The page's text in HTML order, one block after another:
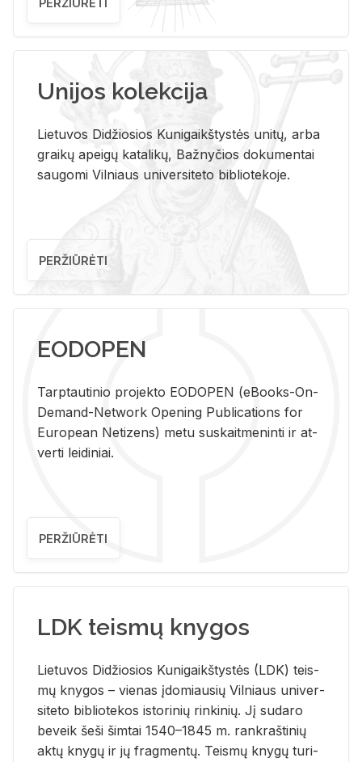
Unijos kolekcija
Lietuvos Didžiosios Kunigaikštystės unitų, arba
graikų apeigų katalikų, Bažnyčios dokumentai
saugomi Vilniaus universiteto bibliotekoje.
PERŽIŪRĖTI
EODOPEN
Tarp­tau­ti­nio pro­jek­to EO­DO­PEN (eBo­oks-On-
De­mand-Ne­twork Ope­ning Pub­li­ca­tions for
Eu­ro­pe­an Ne­ti­zens) metu su­skait­me­nin­ti ir at­
ver­ti lei­di­niai.
PERŽIŪRĖTI
LDK teismų knygos
Lie­tu­vos Di­džio­sios Ku­ni­gaikš­tys­tės (LDK) teis­
mų kny­gos – vie­nas įdo­miau­sių Vil­niaus uni­ver­
si­te­to bi­b­lio­te­kos is­to­ri­nių rin­ki­nių. Jį su­da­ro
be­veik šeši šim­tai 1540–1845 m. rank­raš­ti­nių
aktų kny­gų ir jų frag­men­tų. Teis­mų kny­gų tu­ri­